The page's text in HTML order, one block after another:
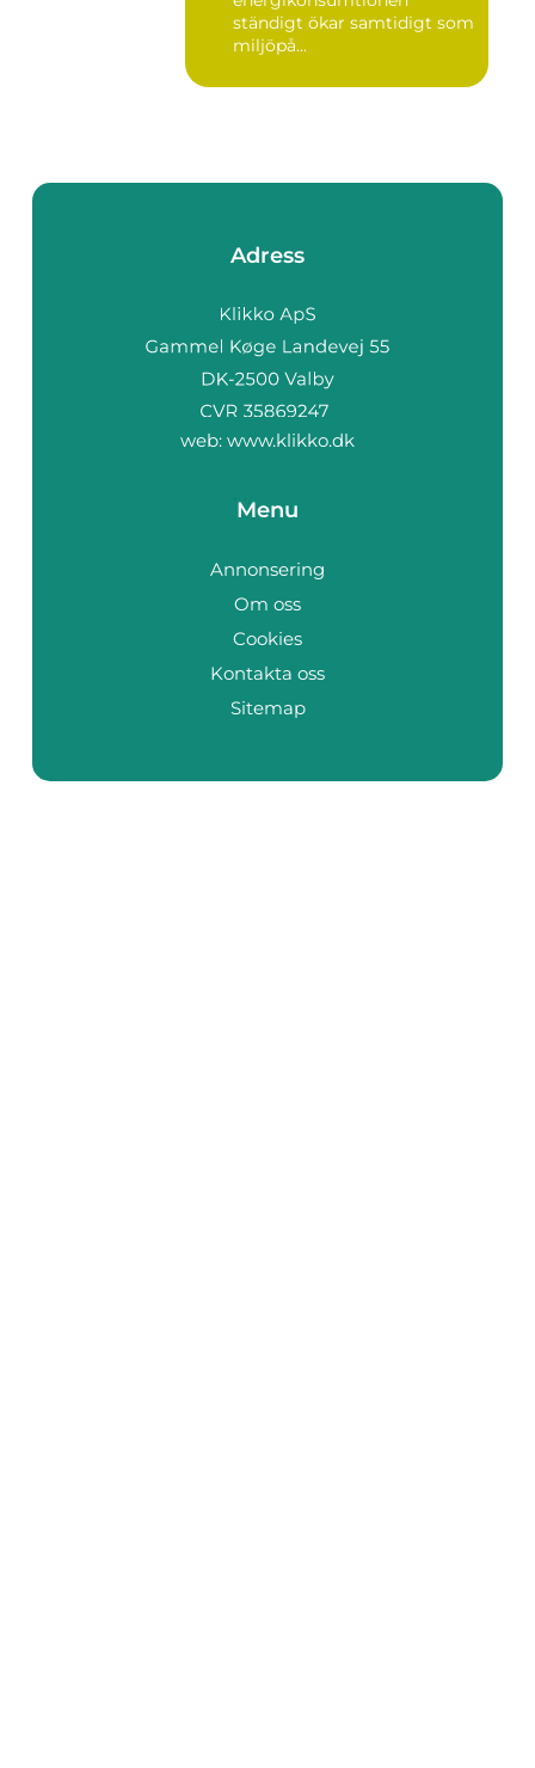
ständigt ökar samtidigt som
miljöpå...
Adress
web: www.klikko.dk
Menu
Annonsering
Om oss
Cookies
Kontakta oss
Sitemap